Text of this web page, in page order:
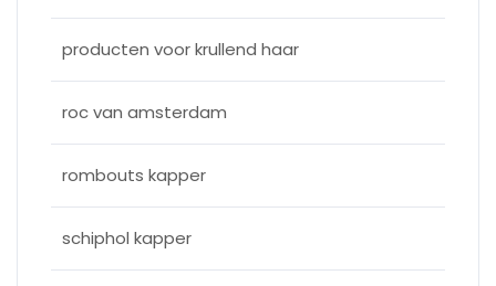
producten voor krullend haar
roc van amsterdam
rombouts kapper
schiphol kapper